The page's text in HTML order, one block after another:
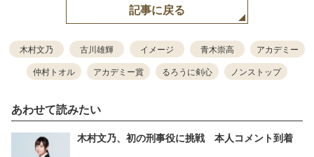
記事に戻る
木村文乃 古川雄輝 イメージ 青木崇高
アカデミー
仲村トオル
アカデミー賞 るろうに剣心 ノンストップ
あわせて読みたい
木村文乃、初の刑事役に挑戦 本人コメント到着